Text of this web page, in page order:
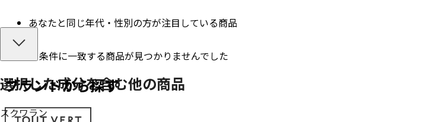
選択した成分を含む他の商品
スクワラン
あなたと同じ年代・性別の方が注目している商品
条件に一致する商品が見つかりませんでした
ブランドから探す